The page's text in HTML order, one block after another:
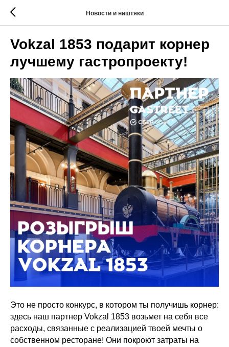
Новости и ништяки
Vokzal 1853 подарит корнер
лучшему гастропроекту!
Это не просто конкурс, в котором ты получишь корнер:
здесь наш партнер Vokzal 1853 возьмет на себя все
расходы, связанные с реализацией твоей мечты о
собственном ресторане! Они покроют затраты на